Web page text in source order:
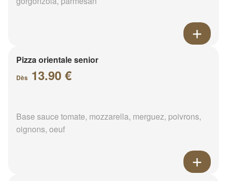
Pizza orientale senior
Dès 13.90 €
Base sauce tomate, mozzarella, merguez, poivrons,
oignons, oeuf